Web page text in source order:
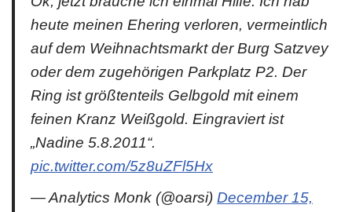
heute meinen Ehering verloren, vermeintlich
auf dem Weihnachtsmarkt der Burg Satzvey
oder dem zugehörigen Parkplatz P2. Der
Ring ist größtenteils Gelbgold mit einem
feinen Kranz Weißgold. Eingraviert ist
„Nadine 5.8.2011“.
pic.twitter.com/5z8uZFl5Hx
— Analytics Monk (@oarsi) December 15,